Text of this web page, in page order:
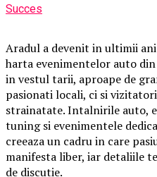
Succes
Aradul a devenit in ultimii
harta evenimentelor auto
in vestul tarii, aproape de
pasionati locali, ci si
strainatate. Intalnirile auto,
tuning si evenimentele
creeaza un cadru in care
manifesta liber, iar detaliile
de discutie.